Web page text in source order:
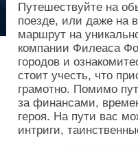
Путешествуйте на
поезде, или даже на
маршрут на
компании Филеаса
городов и
стоит учесть, что
грамотно. Помимо
за финансами,
героя. На пути вас
интриги,